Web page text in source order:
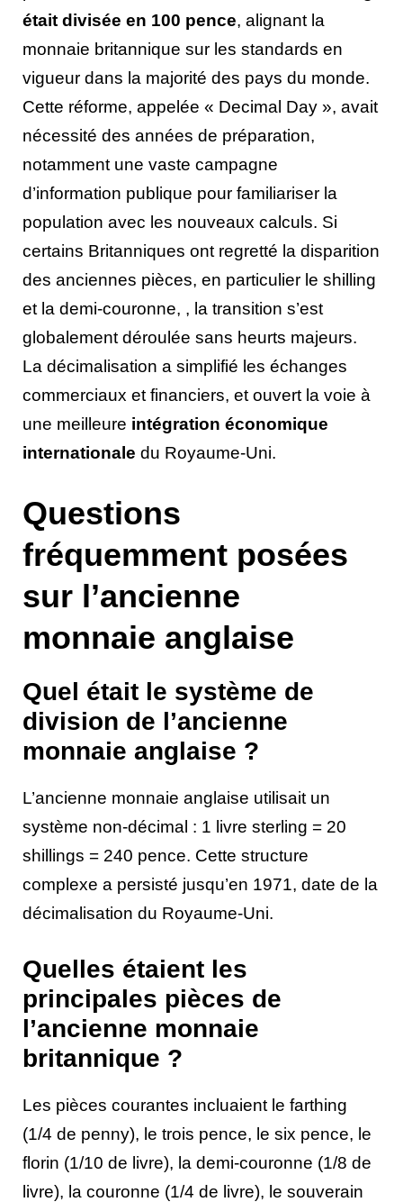
était divisée en 100 pence, alignant la
monnaie britannique sur les standards en
vigueur dans la majorité des pays du monde.
Cette réforme, appelée « Decimal Day », avait
nécessité des années de préparation,
notamment une vaste campagne
d’information publique pour familiariser la
population avec les nouveaux calculs. Si
certains Britanniques ont regretté la disparition
des anciennes pièces, en particulier le shilling
et la demi-couronne, , la transition s’est
globalement déroulée sans heurts majeurs.
La décimalisation a simplifié les échanges
commerciaux et financiers, et ouvert la voie à
une meilleure intégration économique
internationale du Royaume-Uni.
Questions
fréquemment posées
sur l’ancienne
monnaie anglaise
Quel était le système de
division de l’ancienne
monnaie anglaise ?
L’ancienne monnaie anglaise utilisait un
système non-décimal : 1 livre sterling = 20
shillings = 240 pence. Cette structure
complexe a persisté jusqu’en 1971, date de la
décimalisation du Royaume-Uni.
Quelles étaient les
principales pièces de
l’ancienne monnaie
britannique ?
Les pièces courantes incluaient le farthing
(1/4 de penny), le trois pence, le six pence, le
florin (1/10 de livre), la demi-couronne (1/8 de
livre), la couronne (1/4 de livre), le souverain